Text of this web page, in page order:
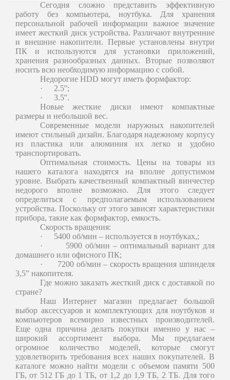
Сегодня сложно представить эффективную
работу без компьютера, ноутбука. Для хранения
персональной рабочей информации важное значение
имеет жесткий диск устройства. Различают внутренние
и внешние накопители. Первые установлены внутри
ПК и используются для установки приложений,
хранения разнообразных данных. Вторые позволяют
носить всю необходимую информацию с собой.
Недорогие HDD могут иметь формфактор:
·
2.5'';
·
3.5''.
Новые жесткие диски имеют компактные
размеры и небольшой вес.
Современные модели наружных накопителей
имеют стильный дизайн. Благодаря надежному корпусу
из пластика или алюминия их легко и удобно
транспортировать.
Оптимальная стоимость. Цены на товары из
нашего каталога находятся на вполне допустимом
уровне. Выбрать качественный компактный винчестер
недорого вполне возможно. Для этого следует
определиться с предполагаемым использованием
устройства. Поскольку от этого зависят характеристики
прибора, такие как формфактор, емкость.
Скорость вращения:
·
5400 об/мин – используется в ноутбуках,;
·
5900 об/мин – оптимальный вариант для
домашнего или офисного ПК;
·
7200 об/мин – скорость вращения шпинделя
3,5” накопителя.
Где можно заказать жесткий диск с доставкой по
стране?
Наш Интернет магазин предлагает большой
выбор аксессуаров и комплектующих для ноутбуков и
компьютеров всемирно известных производителей.
Еще одна причина делать покупки именно у нас –
широкий ассортимент выбора. Мы предлагаем
огромное количество моделей, которые смогут
удовлетворить требования всех наших покупателей. В
каталоге можно найти модели с объемом памяти 500
ГБ, от 512 ГБ до 1 ТБ, от 1,2 до 1,9 ТБ, 2 ТБ. Для того